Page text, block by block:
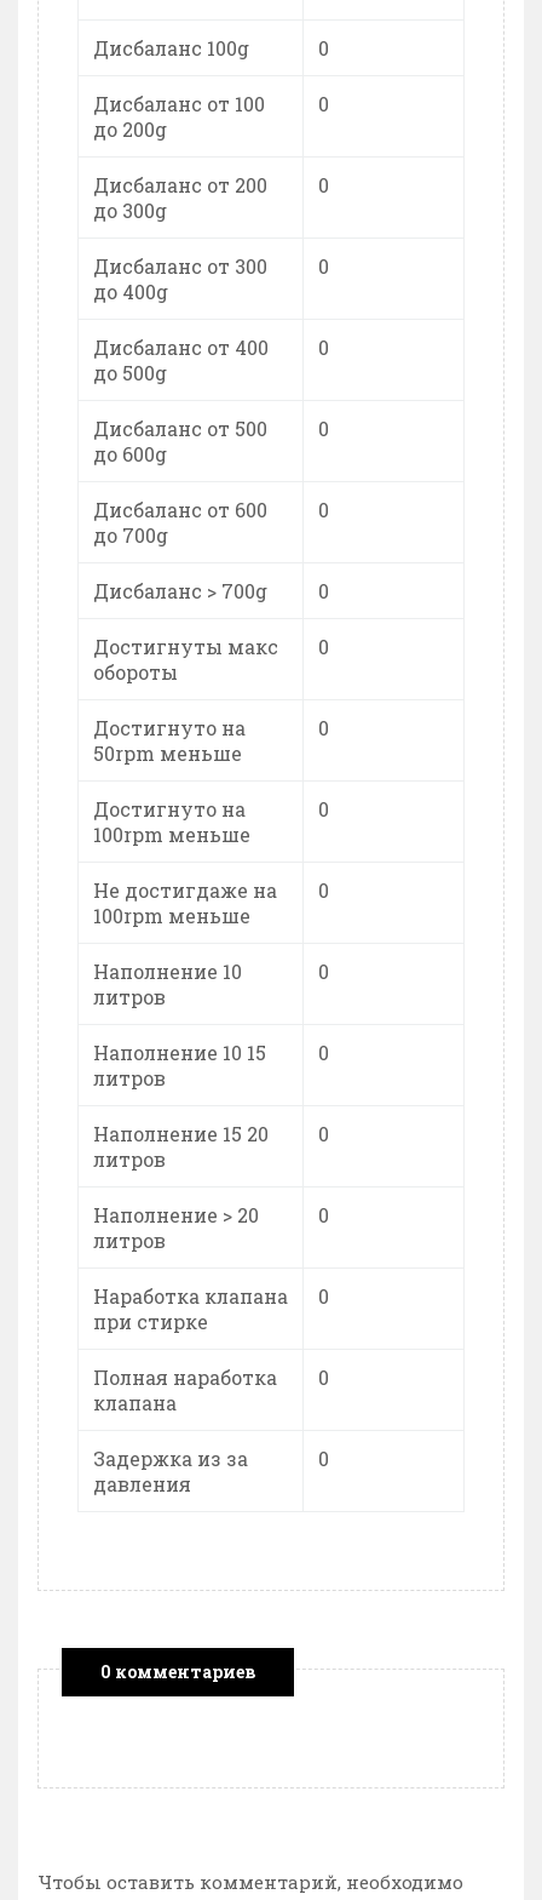
Дисбаланс 100g 0
Дисбаланс от 100
до 200g
0
Дисбаланс от 200
до 300g
0
Дисбаланс от 300
до 400g
0
Дисбаланс от 400
до 500g
0
Дисбаланс от 500
до 600g
0
Дисбаланс от 600
до 700g
0
Дисбаланс > 700g 0
Достигнуты макс
обороты
0
Достигнуто на
50rpm меньше
0
Достигнуто на
100rpm меньше
0
Не достигдаже на
100rpm меньше
0
Наполнение 10
литров
0
Наполнение 10 15
литров
0
Наполнение 15 20
литров
0
Наполнение > 20
литров
0
Наработка клапана
при стирке
0
Полная наработка
клапана
0
Задержка из за
давления
0
0 комментариев
Чтобы оставить комментарий, необходимо